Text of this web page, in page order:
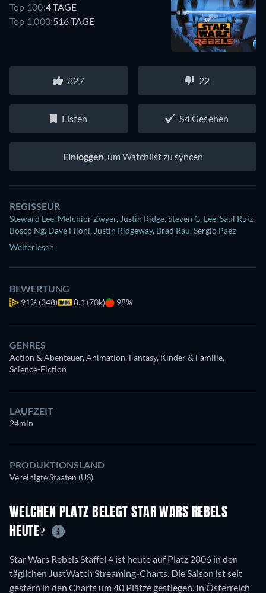
Top 100:4 TAGE
Top 1.000:516 TAGE
327 22
Listen S4 Gesehen
Einloggen, um Watchlist zu syncen
REGISSEUR
Steward Lee, Melchior Zwyer, Justin Ridge,Steven G. Lee,Saul Ruiz,
Bosco Ng, Dave Filoni, Justin Ridgeway, Brad Rau,Sergio Paez
Weiterlesen
BEWERTUNG
91% (348) 8.1 (70k) 98%
GENRES
Action & Abenteuer, Animation, Fantasy, Kinder & Familie,
Science-Fiction
LAUFZEIT
24min
PRODUKTIONSLAND
Vereinigte Staaten (US)
WELCHEN PLATZ BELEGT STAR WARS REBELS
HEUTE?
Star Wars Rebels Staffel 4 ist heute auf Platz 2806 in den
täglichen JustWatch Streaming-Charts. Die Saison ist seit
gestern in den Charts um 40 Plätze gestiegen. In Österreich